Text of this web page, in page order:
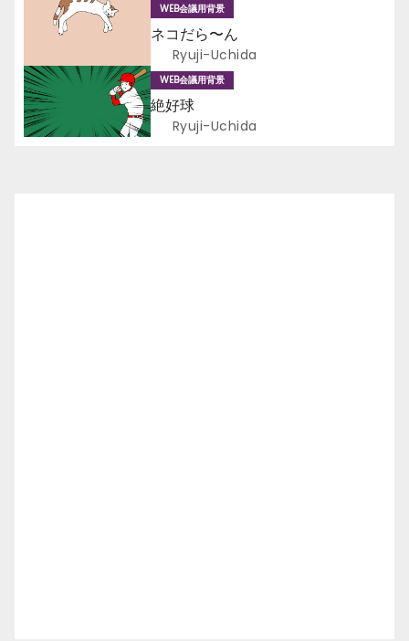
シ
ョ
ン
WEB会議用背景
ネコだら〜ん
Ryuji-Uchida
WEB会議用背景
絶好球
Ryuji-Uchida